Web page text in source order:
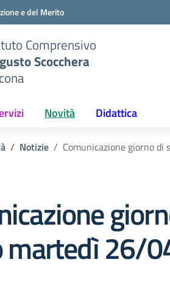
e del Merito
Comprensivo
Scocchera
Novità Didattica
Notizie Comunicazione giorno
martedì 26/